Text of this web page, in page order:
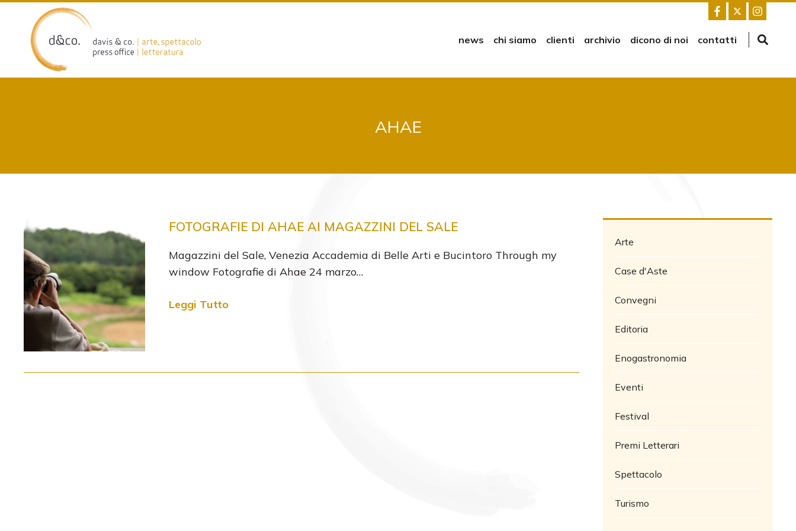
content
news chi siamo clienti archivio dicono di noi contatti
AHAE
FOTOGRAFIE DI AHAE AI MAGAZZINI DEL SALE
Magazzini del Sale, Venezia Accademia di Belle Arti e Bucintoro Through my
window Fotografie di Ahae 24 marzo…
Leggi Tutto
Arte
Case d'Aste
Convegni
Editoria
Enogastronomia
Eventi
Festival
Premi Letterari
Spettacolo
Turismo